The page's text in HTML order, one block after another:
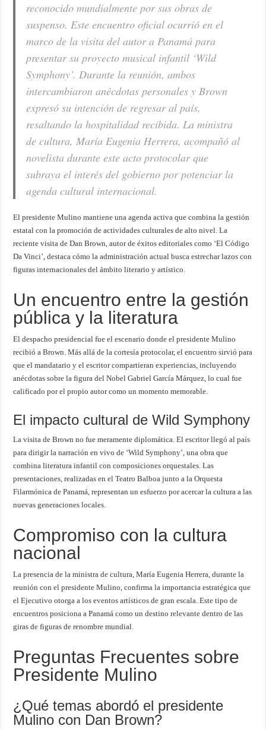
reconocido mundialmente por sus obras de
suspenso. Este encuentro oficial ocurrió en el
marco de la visita del autor a Panamá para
presentar su proyecto musical infantil ‘Wild
Symphony’. Durante la reunión, ambos
intercambiaron anécdotas personales y Brown
expresó su intención de regresar al país,
resaltando la hospitalidad recibida. La ministra
de cultura, María Eugenia Herrera, acompañó al
novelista durante este acto protocolar que
subraya el interés del gobierno por potenciar la
agenda cultural internacional.
El presidente Mulino mantiene una agenda activa que combina la gestión
estatal con la promoción de actividades culturales de alto nivel. La
reciente visita de Dan Brown, autor de éxitos editoriales como ‘El Código
Da Vinci’, destaca cómo la administración actual busca estrechar lazos con
figuras internacionales del ámbito literario y artístico.
Un encuentro entre la gestión
pública y la literatura
El despacho presidencial fue el escenario donde el presidente Mulino
recibió a Brown. Más allá de la cortesía protocolar, el encuentro sirvió para
que el mandatario y el escritor compartieran experiencias, incluyendo
anécdotas sobre la figura del Nobel Gabriel García Márquez, lo cual fue
calificado por el propio autor como un momento memorable.
El impacto cultural de Wild Symphony
La visita de Brown no fue meramente diplomática. El escritor llegó al país
para dirigir la narración en vivo de ‘Wild Symphony’, una obra que
combina literatura infantil con composiciones orquestales. Las
presentaciones, realizadas en el Teatro Balboa junto a la Orquesta
Filarmónica de Panamá, representan un esfuerzo por acercar la cultura a las
nuevas generaciones locales.
Compromiso con la cultura
nacional
La presencia de la ministra de cultura, María Eugenia Herrera, durante la
reunión con el presidente Mulino, confirma la importancia estratégica que
el Ejecutivo otorga a los eventos artísticos de gran escala. Este tipo de
encuentros posiciona a Panamá como un destino relevante dentro de las
giras de figuras de renombre mundial.
Preguntas Frecuentes sobre
Presidente Mulino
¿Qué temas abordó el presidente
Mulino con Dan Brown?